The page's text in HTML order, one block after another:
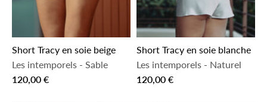
Short Tracy en soie beige
Les intemporels - Sable
120,00 €
Short Tracy en soie blanche
Les intemporels - Naturel
120,00 €